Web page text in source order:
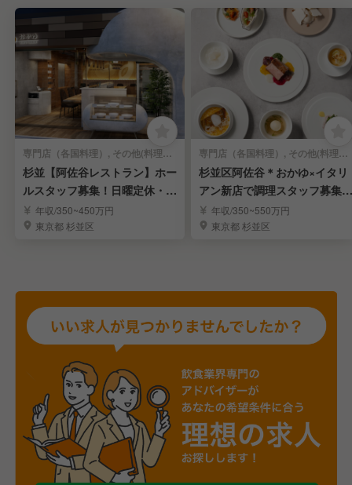
専門店（各国料理）, その他(料理ジャンル) | レストランサービス・ホールスタッフ
杉並【阿佐谷レストラン】ホー
ルスタッフ募集！日曜定休・年
休123日
年収/350~450万円
東京都 杉並区
専門店（各国料理）, その他(料理ジャンル) | 調理見習い・調理補助
杉並区阿佐谷＊おかゆ×イタリ
アン新店で調理スタッフ募集！
日曜定休
年収/350~550万円
東京都 杉並区